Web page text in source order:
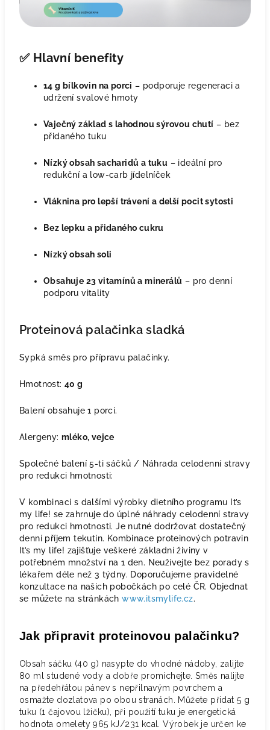
✅ Hlavní benefity
14 g bílkovin na porci – podporuje regeneraci a
udržení svalové hmoty
Vaječný základ s lahodnou sýrovou chutí – bez
přidaného tuku
Nízký obsah sacharidů a tuku – ideální pro
redukční a low-carb jídelníček
Vláknina pro lepší trávení a delší pocit sytosti
Bez lepku a přidaného cukru
Nízký obsah soli
Obsahuje 23 vitamínů a minerálů – pro denní
podporu vitality
Proteinová palačinka sladká
Sypká směs pro přípravu palačinky.
Hmotnost: 40 g
Balení obsahuje 1 porci.
Alergeny: mléko, vejce
Společné balení 5-ti sáčků / Náhrada celodenní stravy
pro redukci hmotnosti:
V kombinaci s dalšími výrobky dietního programu It’s
my life! se zahrnuje do úplné náhrady celodenní stravy
pro redukci hmotnosti. Je nutné dodržovat dostatečný
denní příjem tekutin. Kombinace proteinových potravin
It’s my life! zajišťuje veškeré základní živiny v
potřebném množství na 1 den. Neužívejte bez porady s
lékařem déle než 3 týdny. Doporučujeme pravidelné
konzultace na našich pobočkách po celé ČR. Objednat
se můžete na stránkáchwww.itsmylife.cz.
Jak připravit proteinovou palačinku?
Obsah sáčku (40 g) nasypte do vhodné nádoby, zalijte
80 ml studené vody a dobře promíchejte. Směs nalijte
na předehřátou pánev s nepřilnavým povrchem a
osmažte dozlatova po obou stranách. Můžete přidat 5 g
tuku (1 čajovou lžičku), při použití tuku je energetická
hodnota omelety 965 kJ/231 kcal. Výrobek je určen ke